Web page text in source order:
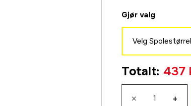
Gjør valg
Velg
549 kr
549 kr
Totalt: 437
× +